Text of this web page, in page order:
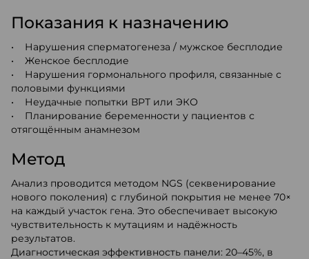
Показания к назначению
• Нарушения сперматогенеза / мужское бесплодие
• Женское бесплодие
• Нарушения гормонального профиля, связанные с
половыми функциями
• Неудачные попытки ВРТ или ЭКО
• Планирование беременности у пациентов с
отягощённым анамнезом
Метод
Анализ проводится методом NGS (секвенирование
нового поколения) с глубиной покрытия не менее 70×
на каждый участок гена. Это обеспечивает высокую
чувствительность к мутациям и надёжность
результатов.
Диагностическая эффективность панели: 20–45%, в